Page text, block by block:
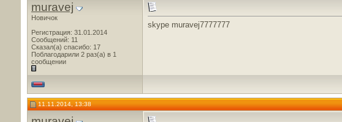
muravej
Новичок
Регистрация: 31.01.2014
Сообщений: 11
Сказал(а) спасибо: 17
Поблагодарили 2 раз(а) в 1
сообщении
skype muravej7777777
11.11.2014, 13:38